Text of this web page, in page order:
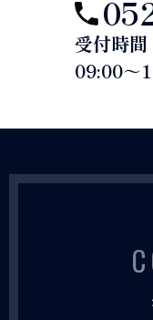
受付時間
09:00～